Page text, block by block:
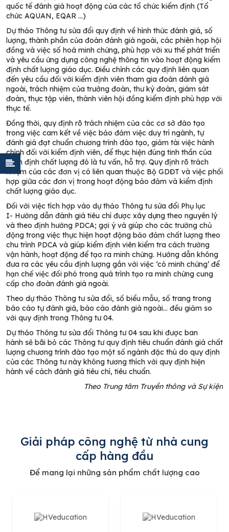
quốc tế đánh giá hoạt động của các tổ chức kiểm định (Tổ
chức AQUAN, EQAR …)
Dự thảo Thông tư sửa đổi quy định về hình thức đánh giá, số
lượng, thành phần của đoàn đánh giá ngoài, các phiên họp hội
đồng và việc số hoá minh chứng, phù hợp với xu thế phát triển
và yêu cầu ứng dụng công nghệ thông tin vào hoạt động kiểm
định chất lượng giáo dục. Điều chỉnh các quy định liên quan
đến yêu cầu đối với kiểm định viên tham gia đoàn dánh giá
ngoài, trách nhiệm của trưởng đoàn, thư ký đoàn, giám sát
đoàn, thực tập viên, thành viên hội đồng kiểm định phù hợp với
thực tế.
Đồng thời, quy định rõ trách nhiệm của các cơ sở đào tạo
trong việc cam kết về việc bảo đảm việc duy trì ngành, tự
đánh giá đạt chuẩn chương trình đào tạo, giảm tài việc hành
chính đối với kiểm định viên, để thực hiện đúng tinh thần của
kiểm định chất lượng đó là tư vấn, hỗ trợ. Quy định rõ trách
nhiệm của các đơn vị có liên quan thuộc Bộ GDĐT và việc phối
hợp giữa các đơn vị trong hoạt động bảo đảm và kiểm định
chất lượng giáo dục.
Đối với việc tích hợp vào dự thảo Thông tư sửa đổi Phụ lục
I- Hướng dẫn đánh giá tiêu chí được xây dựng theo nguyên lý
và theo định hướng PDCA; gợi ý và giúp cho các trường chủ
động trong việc thực hiện hoạt động bảo đảm chất lượng theo
chu trình PDCA và giúp kiểm định viên kiểm tra cách trường
vận hành, hoạt động để tạo ra minh chứng. Hướng dẫn không
đưa ra các yêu cầu định lượng gắn với việc ‘có minh chứng’ để
hạn chế việc đối phó trong quá trình tạo ra minh chứng cung
cấp cho đoàn đánh giá ngoài.
Theo dự thảo Thông tư sửa đổi, số biểu mẫu, số trang trong
báo cáo tự đánh giá, báo cáo đánh giá ngoài… đều giảm so
với quy định trong Thông tư 04.
Dự thảo Thông tư sửa đổi Thông tư 04 sau khi được ban
hành sẽ bãi bỏ các Thông tư quy định tiêu chuẩn đánh giá chất
lượng chương trình đào tạo một số ngành đặc thù do quy định
của các Thông tư này không tương thích với quy định hiện
hành về cách đánh giá tiêu chí, tiêu chuẩn.
Theo Trung tâm Truyền thông và Sự kiện
Giải pháp công nghệ từ nhà cung
cấp hàng đầu
Để mang lại những sản phẩm chất lượng cao